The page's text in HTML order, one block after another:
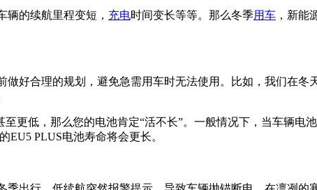
的续航里程变短， 充电时间变长等等。那么冬季用车 ，新能
合理的规划，避免急需用车时无法使用。比如，我们在冬
低，那么您的电池肯定“活不长”。一般情况下，当车辆电
EU5 PLUS电池寿命将会更长。